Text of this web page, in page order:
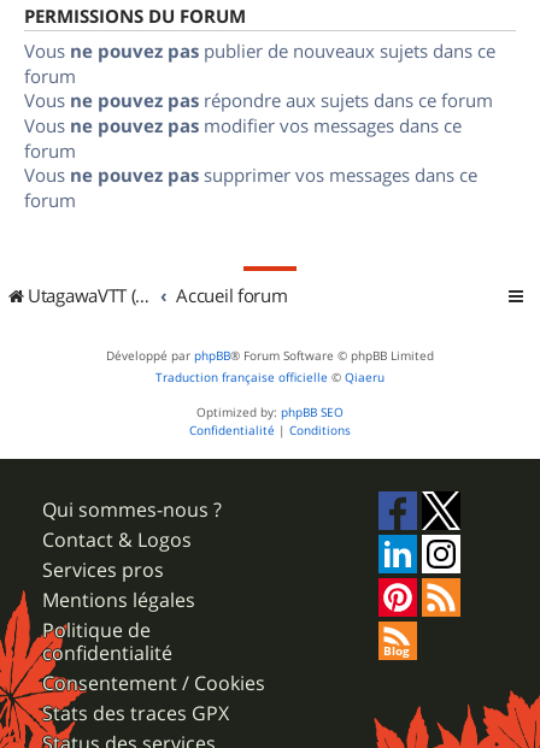
PERMISSIONS DU FORUM
Vous ne pouvez pas publier de nouveaux sujets dans ce
forum
Vous ne pouvez pas répondre aux sujets dans ce forum
Vous ne pouvez pas modifier vos messages dans ce
forum
Vous ne pouvez pas supprimer vos messages dans ce
forum
UtagawaVTT (Randos VTT et VTTAE avec traces GPS) Accueil forum
Développé par phpBB® Forum Software © phpBB Limited
Traduction française officielle © Qiaeru
Optimized by: phpBB SEO
Confidentialité | Conditions
Qui sommes-nous ?
Contact & Logos
Services pros
Mentions légales
Politique de
confidentialité
Consentement / Cookies
Stats des traces GPX